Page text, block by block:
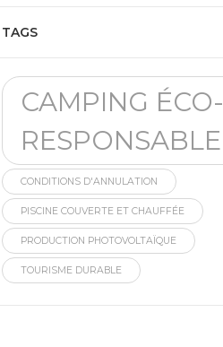
TAGS
CAMPING ÉCO-
RESPONSABLE
CONDITIONS D'ANNULATION
PISCINE COUVERTE ET CHAUFFÉE
PRODUCTION PHOTOVOLTAÏQUE
TOURISME DURABLE